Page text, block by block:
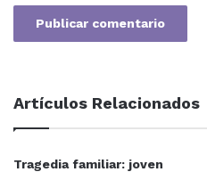
Artículos Relacionados
Tragedia familiar: joven